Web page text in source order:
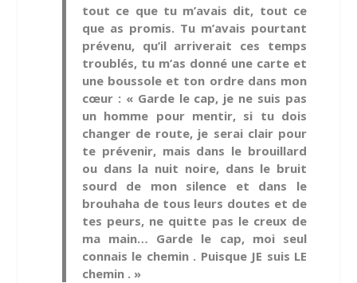
tout ce que tu m’avais dit, tout ce
que as promis. Tu m’avais pourtant
prévenu, qu’il arriverait ces temps
troublés, tu m’as donné une carte et
une boussole et ton ordre dans mon
cœur : « Garde le cap, je ne suis pas
un homme pour mentir, si tu dois
changer de route, je serai clair pour
te prévenir, mais dans le brouillard
ou dans la nuit noire, dans le bruit
sourd de mon silence et dans le
brouhaha de tous leurs doutes et de
tes peurs, ne quitte pas le creux de
ma main… Garde le cap, moi seul
connais le chemin . Puisque JE suis LE
chemin . »